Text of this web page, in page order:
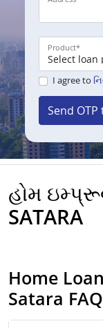
Product*
I agree to
Send
હોમ
SATARA
Home
Satara